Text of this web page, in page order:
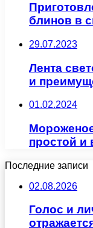
блинов в
29.07.2023
Лента
и
01.02.2024
простой и
Последние записи
02.08.2026
Голос и